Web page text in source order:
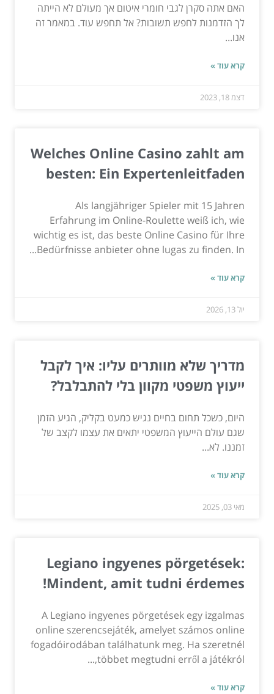
האם אתה סקרן לגבי חומרי איטום אך מעולם לא הייתה
לך הזדמנות לחפש תשובות? אל תחפש עוד. במאמר זה
אנו...
קרא עוד »
דצמ 18, 2023
Welches Online Casino zahlt am
besten: Ein Expertenleitfaden
Als langjähriger Spieler mit 15 Jahren
Erfahrung im Online-Roulette weiß ich, wie
wichtig es ist, das beste Online Casino für Ihre
Bedürfnisse anbieter ohne lugas zu finden. In...
קרא עוד »
יול 13, 2026
מדריך שלא מוותרים עליו: איך לקבל
ייעוץ משפטי מקוון בלי להתבלבל?
היום, כשכל תחום בחיים נגיש כמעט בקליק, הגיע הזמן
שגם עולם הייעוץ המשפטי יתאים את עצמו לקצב של
זמננו. לא...
קרא עוד »
מאי 03, 2025
Legiano ingyenes pörgetések:
Mindent, amit tudni érdemes!
A Legiano ingyenes pörgetések egy izgalmas
online szerencsejáték, amelyet számos online
fogadóirodában találhatunk meg. Ha szeretnél
többet megtudni erről a játékról,...
קרא עוד »